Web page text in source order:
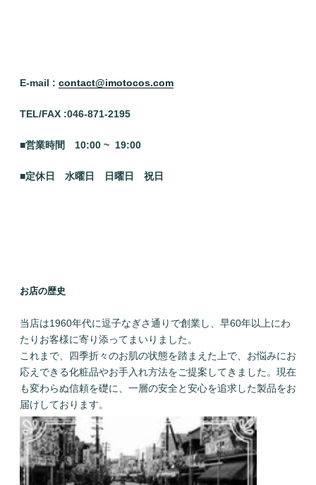
E-mail : contact@imotocos.com
TEL/FAX :046-871-2195
■営業時間 10:00 ~ 19:00
■定休日 水曜日 日曜日 祝日
お店の歴史
当店は1960年代に逗子なぎさ通りで創業し、早60年以上にわ
たりお客様に寄り添ってまいりました。
これまで、四季折々のお肌の状態を踏まえた上で、お悩みにお
応えできる化粧品やお手入れ方法をご提案してきました。現在
も変わらぬ信頼を礎に、一層の安全と安心を追求した製品をお
届けしております。